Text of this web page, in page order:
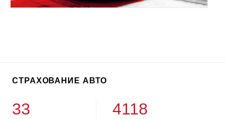
СТРАХОВАНИЕ АВТО
33 4118